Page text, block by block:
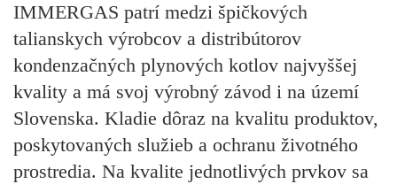
IMMERGAS patrí medzi špičkových
talianskych výrobcov a distribútorov
kondenzačných plynových kotlov najvyššej
kvality a má svoj výrobný závod i na území
Slovenska. Kladie dôraz na kvalitu produktov,
poskytovaných služieb a ochranu životného
prostredia. Na kvalite jednotlivých prvkov sa